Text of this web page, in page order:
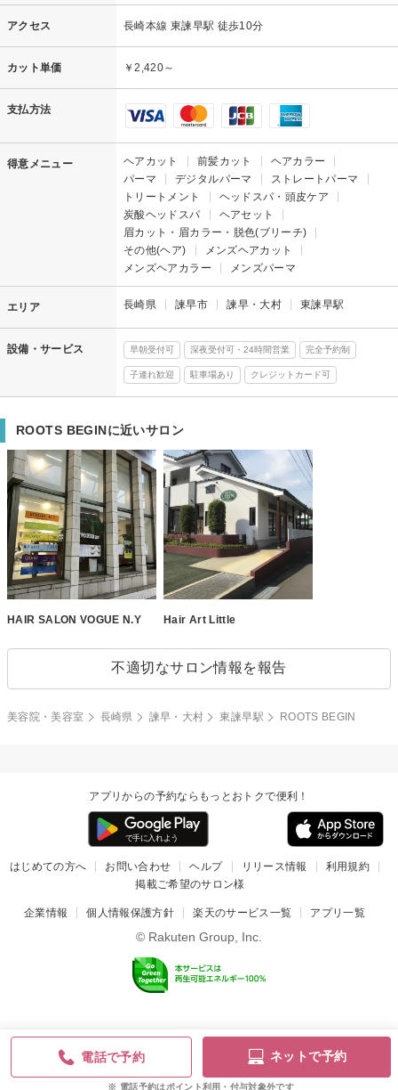
アクセス 長崎本線 東諫早駅 徒歩10分
カット単価 ￥2,420～
支払方法
得意メニュー ヘアカット 前髪カット
ヘアカラー
パーマ
デジタルパーマ
ストレートパーマ
トリートメント
ヘッドスパ・頭皮ケア
炭酸ヘッドスパ
ヘアセット
眉カット・眉カラー・脱色(ブリーチ)
その他(ヘア)
メンズヘアカット
メンズヘアカラー
メンズパーマ
エリア 長崎県 諫早市 諫早・大村 東諫早駅
設備・サービス 早朝受付可 深夜受付可・24時間営業 完全予約制
子連れ歓迎 駐車場あり クレジットカード可
ROOTS BEGINに近いサロン
HAIR SALON VOGUE N.Y Hair Art Little
不適切なサロン情報を報告
電話で予約 ネットで予約
電話予約はポイント利用・付与対象外です
美容院・美容室 長崎県 諫早・大村 東諫早駅 ROOTS BEGIN
アプリからの予約ならもっとおトクで便利！
はじめての方へ お問い合わせ ヘルプ リリース情報
利用規約
掲載ご希望のサロン様
企業情報 個人情報保護方針 楽天のサービス一覧 アプリ一覧
© Rakuten Group, Inc.